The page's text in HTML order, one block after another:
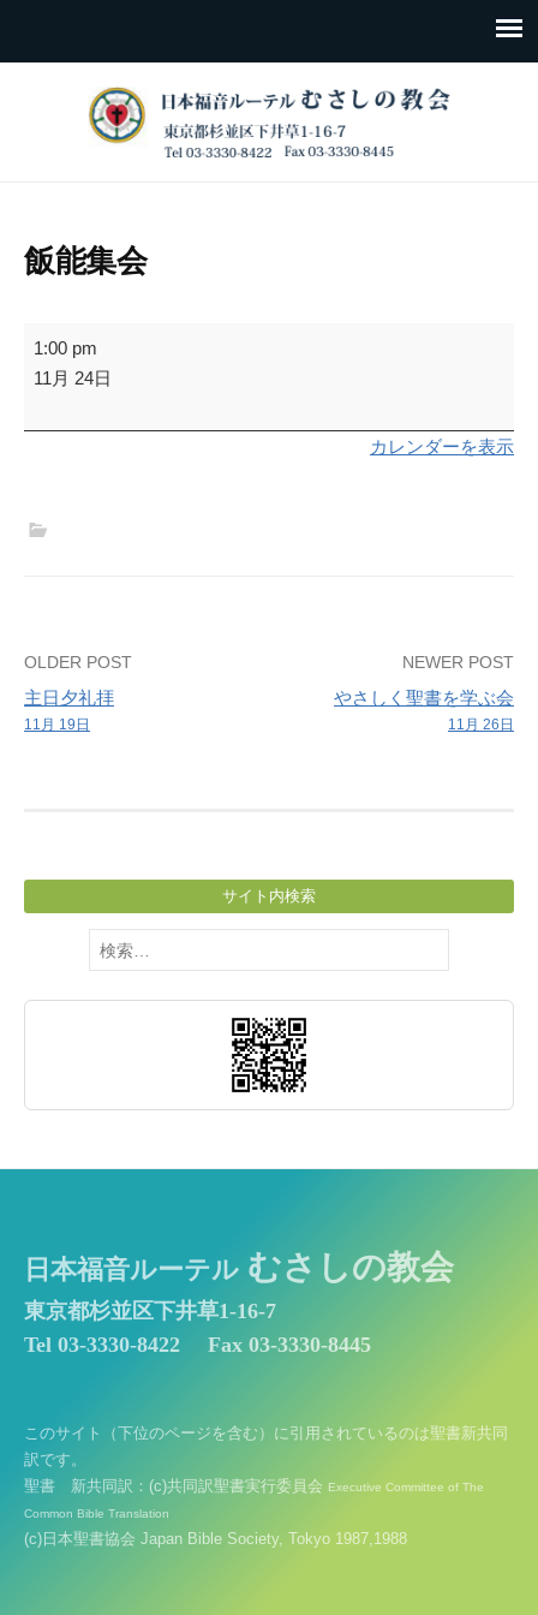
飯能集会
飯
能
会
1:00 pm
11月 24日
カレンダーを表示
Post
navigation
OLDER POST
主日夕礼拝
11月 19日
NEWER POST
やさしく聖書を学ぶ会
11月 26日
サイト内検索
検
索:
日本福音ルーテル むさしの教会
東京都杉並区下井草1-16-7
Tel 03-3330-8422
Fax 03-3330-8445
このサイト（下位のページを含む）に引用されているのは聖書新共同
訳です。
聖書 新共同訳：(c)共同訳聖書実行委員会 Executive Committee of The
Common Bible Translation
(c)日本聖書協会 Japan Bible Society, Tokyo 1987,1988